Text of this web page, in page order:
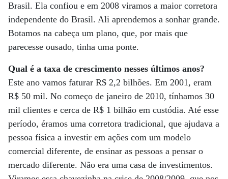
Brasil. Ela confiou e em 2008 viramos a maior corretora
independente do Brasil. Ali aprendemos a sonhar grande.
Botamos na cabeça um plano, que, por mais que
parecesse ousado, tinha uma ponte.
Qual é a taxa de crescimento nesses últimos anos?
Este ano vamos faturar R$ 2,2 bilhões. Em 2001, eram
R$ 50 mil. No começo de janeiro de 2010, tínhamos 30
mil clientes e cerca de R$ 1 bilhão em custódia. Até esse
período, éramos uma corretora tradicional, que ajudava a
pessoa física a investir em ações com um modelo
comercial diferente, de ensinar as pessoas a pensar o
mercado diferente. Não era uma casa de investimentos.